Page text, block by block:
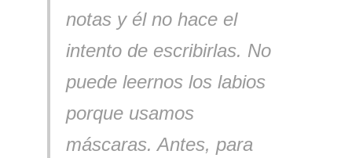
notas y él no hace el
intento de escribirlas. No
puede leernos los labios
porque usamos
máscaras. Antes, para